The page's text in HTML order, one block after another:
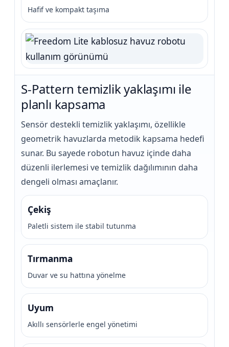
Hafif ve kompakt taşıma
S-Pattern temizlik yaklaşımı ile
planlı kapsama
Sensör destekli temizlik yaklaşımı, özellikle
geometrik havuzlarda metodik kapsama hedefi
sunar. Bu sayede robotun havuz içinde daha
düzenli ilerlemesi ve temizlik dağılımının daha
dengeli olması amaçlanır.
Çekiş
Paletli sistem ile stabil tutunma
Tırmanma
Duvar ve su hattına yönelme
Uyum
Akıllı sensörlerle engel yönetimi